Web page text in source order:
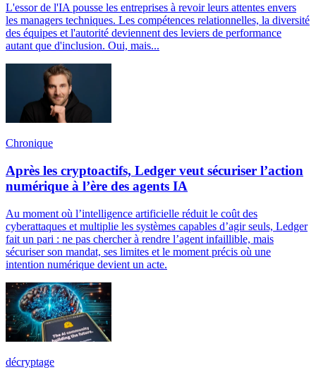
L'essor de l'IA pousse les entreprises à revoir leurs attentes envers
les managers techniques. Les compétences relationnelles, la diversité
des équipes et l'autorité deviennent des leviers de performance
autant que d'inclusion. Oui, mais...
Chronique
Après les cryptoactifs, Ledger veut sécuriser l’action
numérique à l’ère des agents IA
Au moment où l’intelligence artificielle réduit le coût des
cyberattaques et multiplie les systèmes capables d’agir seuls, Ledger
fait un pari : ne pas chercher à rendre l’agent infaillible, mais
sécuriser son mandat, ses limites et le moment précis où une
intention numérique devient un acte.
décryptage